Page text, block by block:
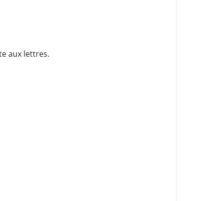
aux lettres.